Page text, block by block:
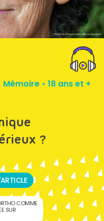
Photo by Anthony Metcalfe on Unsplash
Mémoire • 18 ans et +
?
COMME
SUR